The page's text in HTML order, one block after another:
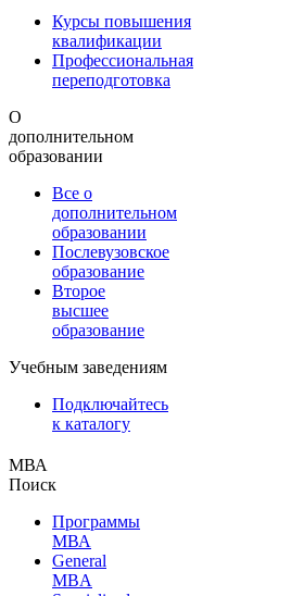
Курсы повышения
квалификации
Профессиональная
переподготовка
О
дополнительном
образовании
Все о
дополнительном
образовании
Послевузовское
образование
Второе
высшее
образование
Учебным заведениям
Подключайтесь
к каталогу
МВА
Поиск
Программы
МВА
General
MBA